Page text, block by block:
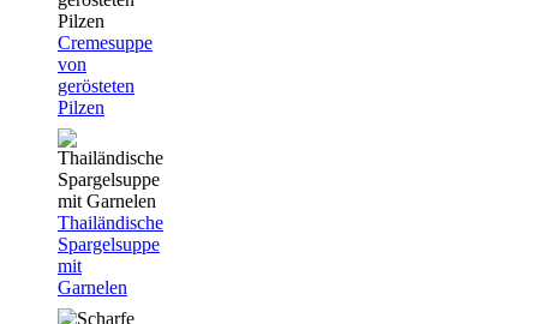
Cremesuppe
von
gerösteten
Pilzen
Thailändische
Spargelsuppe
mit
Garnelen